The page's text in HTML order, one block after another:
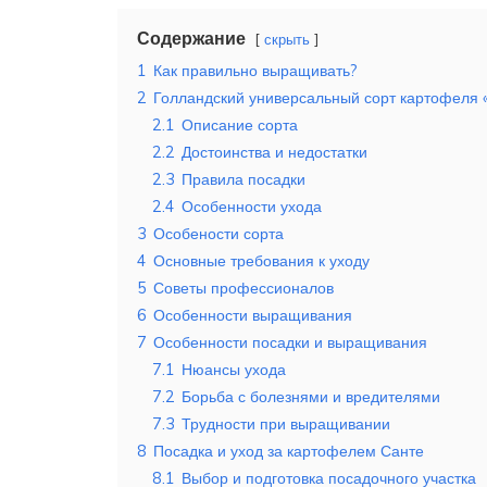
Содержание скрыть
1 Как правильно выращивать?
2 Голландский универсальный сорт картофеля
2.1 Описание сорта
2.2 Достоинства и недостатки
2.3 Правила посадки
2.4 Особенности ухода
3 Особености сорта
4 Основные требования к уходу
5 Советы профессионалов
6 Особенности выращивания
7 Особенности посадки и выращивания
7.1 Нюансы ухода
7.2 Борьба с болезнями и вредителями
7.3 Трудности при выращивании
8 Посадка и уход за картофелем Санте
8.1 Выбор и подготовка посадочного участка